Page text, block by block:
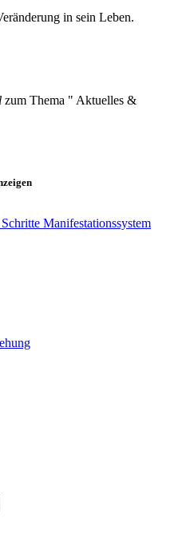
in sein Leben.
zum Thema " Aktuelles &